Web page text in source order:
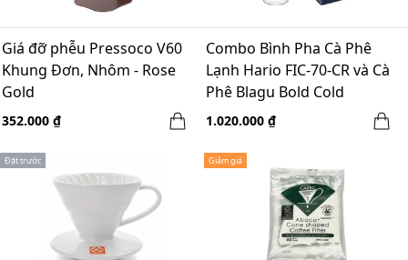
Giá đỡ phễu Pressoco V60
Khung Đơn, Nhôm - Rose
Gold
352.000 ₫
Combo Bình Pha Cà Phê
Lạnh Hario FIC-70-CR và Cà
Phê Blagu Bold Cold
1.020.000 ₫
Đặt trước Giảm giá